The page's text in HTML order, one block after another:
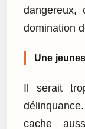
dangereux,
domination
Une
Il serait
cache